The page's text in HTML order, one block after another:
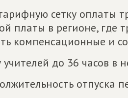
сетку оплаты
платы в регионе, где
компенсационные и
учителей до 36 часов в
отпуска